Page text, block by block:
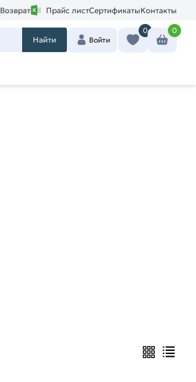
Возврат Прайс листСертификатыКонтакты
Найти Войти
0 0